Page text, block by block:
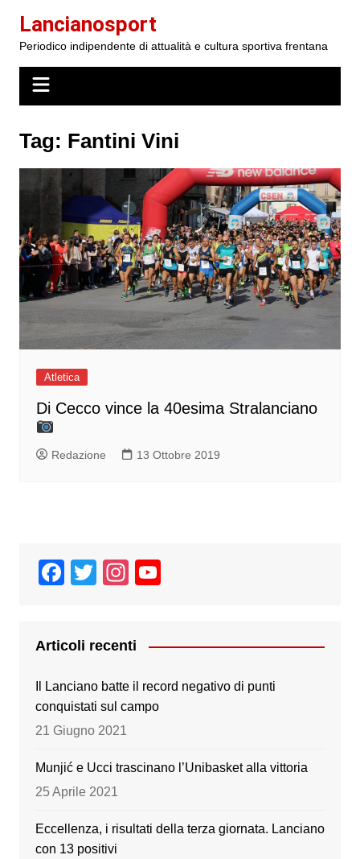
contenuto
Lancianosport
Periodico indipendente di attualità e cultura sportiva frentana
Tag: Fantini Vini
Atletica
Di Cecco vince la 40esima Stralanciano
Redazione 13 Ottobre 2019
F
e
b
o
o
T
er
In
gr
a
m
T
Articoli recenti
Il Lanciano batte il record negativo di punti
conquistati sul campo
21 Giugno 2021
Munjić e Ucci trascinano l’Unibasket alla vittoria
25 Aprile 2021
Eccellenza, i risultati della terza giornata. Lanciano
con 13 positivi